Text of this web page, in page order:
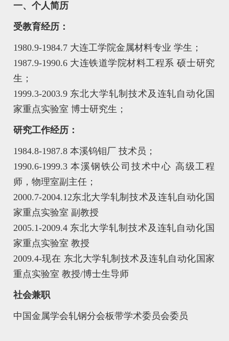
一、个人简历
受教育经历：
1980.9-1984.7 大连工学院金属材料专业 学生；
1987.9-1990.6 大连铁道学院材料工程系 硕士研究
生；
1999.3-2003.9 东北大学轧制技术及连轧自动化国
家重点实验室 博士研究生；
研究工作经历：
1984.8-1987.8 本溪钨钼厂 技术员；
1990.6-1999.3 本溪钢铁公司技术中心 高级工程
师，物理室副主任；
2000.7-2004.12东北大学轧制技术及连轧自动化国
家重点实验室 副教授
2005.1-2009.4 东北大学轧制技术及连轧自动化国
家重点实验室 教授
2009.4-现在 东北大学轧制技术及连轧自动化国家
重点实验室 教授/博士生导师
社会兼职
中国金属学会轧钢分会板带学术委员会委员